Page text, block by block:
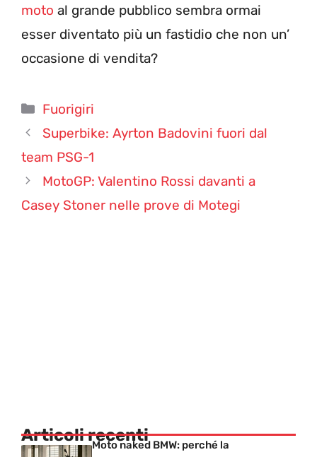
moto al grande pubblico sembra ormai
esser diventato più un fastidio che non un’
occasione di vendita?
Categorie
Fuorigiri
Superbike: Ayrton Badovini fuori dal
team PSG-1
MotoGP: Valentino Rossi davanti a
Casey Stoner nelle prove di Motegi
Articoli recentiMoto naked BMW: perché la